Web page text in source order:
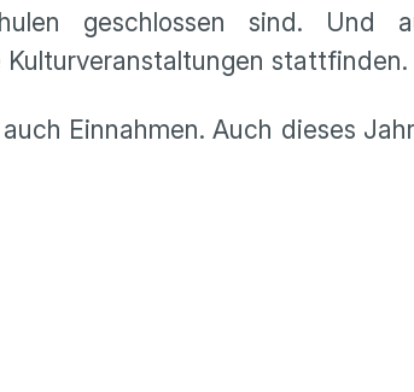
geschlossen sind. Und
stattfinden.
Einnahmen. Auch dieses